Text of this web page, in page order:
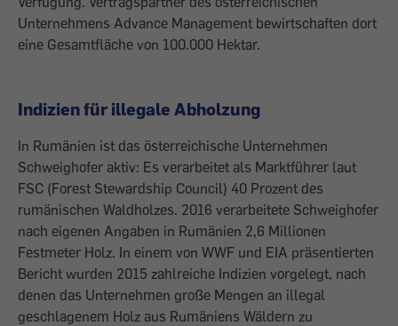
Unternehmens Advance Management bewirtschaften dort
eine Gesamtfläche von 100.000 Hektar.
Indizien für illegale Abholzung
In Rumänien ist das österreichische Unternehmen
Schweighofer aktiv: Es verarbeitet als Marktführer laut
FSC (Forest Stewardship Council) 40 Prozent des
rumänischen Waldholzes. 2016 verarbeitete Schweighofer
nach eigenen Angaben in Rumänien 2,6 Millionen
Festmeter Holz. In einem von WWF und EIA präsentierten
Bericht wurden 2015 zahlreiche Indizien vorgelegt, nach
denen das Unter­nehmen große Mengen an illegal
geschla­genem Holz aus Rumäniens Wäldern zu